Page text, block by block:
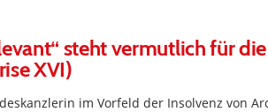
steht vermutlich für
XVI)
im Vorfeld der Insolvenz von